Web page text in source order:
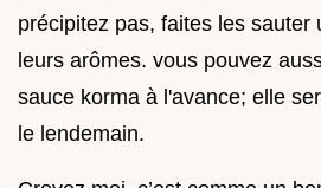
précipitez pas, faites les sauter
leurs arômes. vous pouvez
sauce korma à l'avance; elle
le lendemain.